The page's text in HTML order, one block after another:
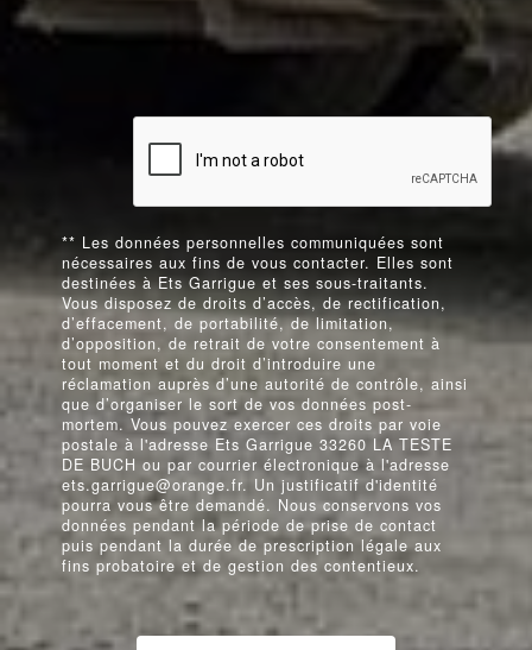
** Les données personnelles communiquées sont
nécessaires aux fins de vous contacter. Elles sont
destinées à Ets Garrigue et ses sous-traitants.
Vous disposez de droits d’accès, de rectification,
d’effacement, de portabilité, de limitation,
d’opposition, de retrait de votre consentement à
tout moment et du droit d’introduire une
réclamation auprès d’une autorité de contrôle, ainsi
que d’organiser le sort de vos données post-
mortem. Vous pouvez exercer ces droits par voie
postale à l'adresse Ets Garrigue 33260 LA TESTE
DE BUCH ou par courrier électronique à l'adresse
ets.garrigue@orange.fr. Un justificatif d'identité
pourra vous être demandé. Nous conservons vos
données pendant la période de prise de contact
puis pendant la durée de prescription légale aux
fins probatoire et de gestion des contentieux.